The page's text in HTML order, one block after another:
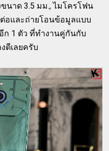
นาด 3.5 มม., ไมโครโฟน
อและถ่ายโอนข้อมูลแบบ
ก 1 ตัว ที่ทำงานคู่กันกับ
ดีเลยครับ